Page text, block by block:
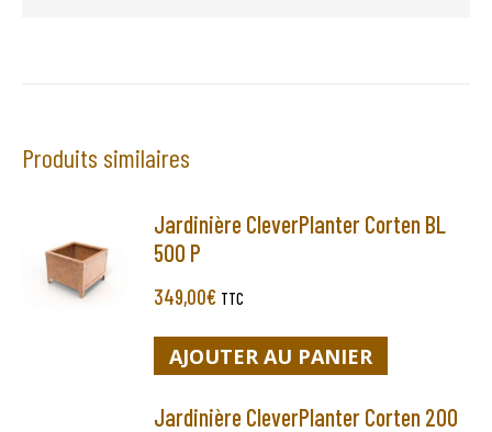
Produits similaires
Jardinière CleverPlanter Corten BL
500 P
349,00€ TTC
AJOUTER AU PANIER
Jardinière CleverPlanter Corten 200